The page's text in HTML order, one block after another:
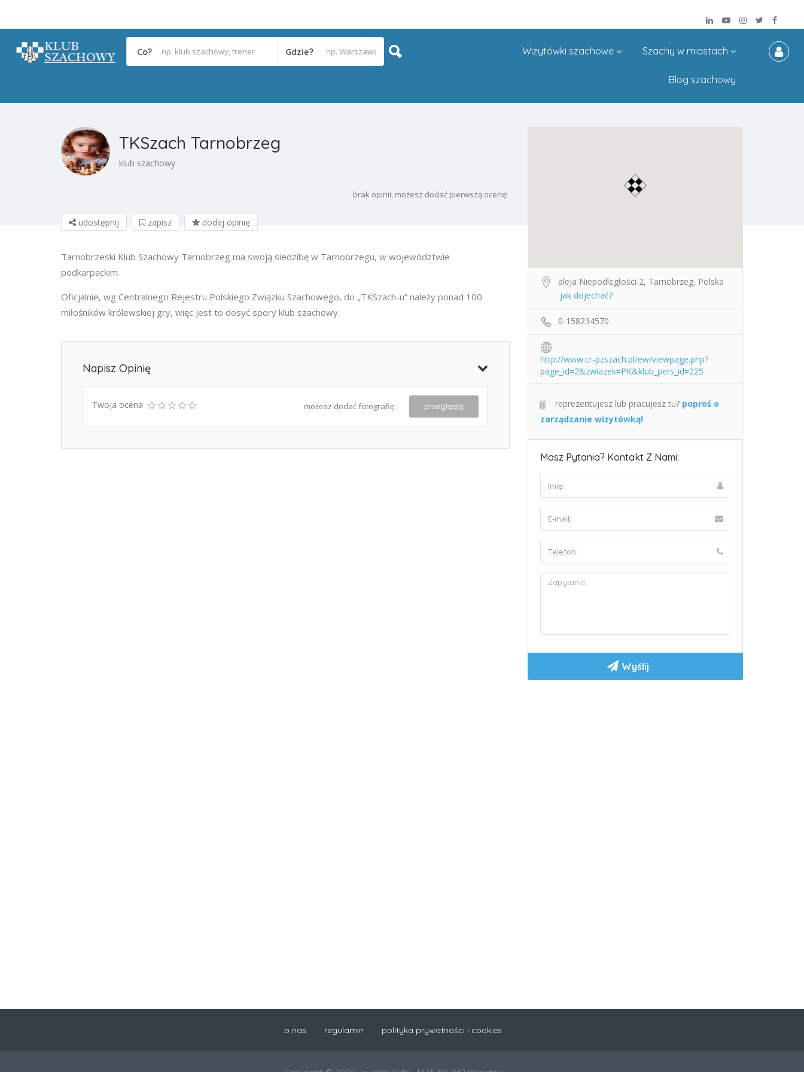
Co? Gdzie? Wizytówki szachowe Szachy w miastach
Blog szachowy
TKSzach Tarnobrzeg
klub szachowy
brak opinii, możesz dodać pierwszą ocenę!
udostępnij zapisz dodaj opinię
Tarnobrzeski Klub Szachowy Tarnobrzeg ma swoją siedzibę w Tarnobrzegu, w województwie
podkarpackim.
Oficjalnie, wg Centralnego Rejestru Polskiego Związku Szachowego, do „TKSzach-u” należy ponad 100
miłośników królewskiej gry, więc jest to dosyć spory klub szachowy.
Napisz Opinię
Twoja ocena możesz dodać fotografię: przeglądaj
aleja Niepodległości 2, Tarnobrzeg, Polska
jak dojechać?
0-158234570
http://www.cr-pzszach.pl/ew/viewpage.php?
page_id=2&zwiazek=PK&klub_pers_id=225
reprezentujesz lub pracujesz tu? poproś o
zarządzanie wizytówką!
Masz Pytania? Kontakt Z Nami:
o nas regulamin polityka prywatności i cookies